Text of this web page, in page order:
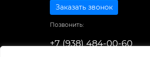
Заказать звонок
Позвонить:
+7 (938) 484-00-60